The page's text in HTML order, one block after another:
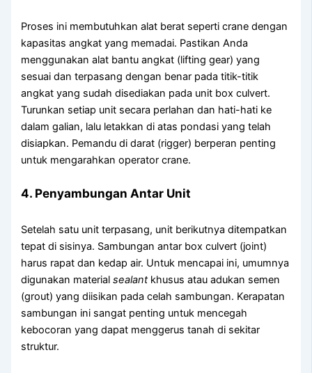
Proses ini membutuhkan alat berat seperti crane dengan
kapasitas angkat yang memadai. Pastikan Anda
menggunakan alat bantu angkat (lifting gear) yang
sesuai dan terpasang dengan benar pada titik-titik
angkat yang sudah disediakan pada unit box culvert.
Turunkan setiap unit secara perlahan dan hati-hati ke
dalam galian, lalu letakkan di atas pondasi yang telah
disiapkan. Pemandu di darat (rigger) berperan penting
untuk mengarahkan operator crane.
4. Penyambungan Antar Unit
Setelah satu unit terpasang, unit berikutnya ditempatkan
tepat di sisinya. Sambungan antar box culvert (joint)
harus rapat dan kedap air. Untuk mencapai ini, umumnya
digunakan materialsealantkhusus atau adukan semen
(grout) yang diisikan pada celah sambungan. Kerapatan
sambungan ini sangat penting untuk mencegah
kebocoran yang dapat menggerus tanah di sekitar
struktur.